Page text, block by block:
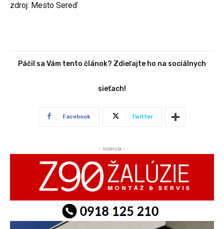
zdroj: Mesto Sereď
Páčil sa Vám tento článok? Zdieľajte ho na sociálnych
sieťach!
Facebook Twitter
- Inzercia -